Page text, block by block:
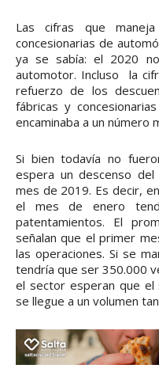
Las cifras que
concesionarias de
ya se sabía: el 2020
automotor. Incluso la
refuerzo de los
fábricas y
encaminaba a un número
Si bien todavía no
espera un descenso
mes de 2019. Es decir,
el mes de enero
patentamientos. El
señalan que el primer
las operaciones. Si se
tendría que ser 350.000
el sector esperan que
se llegue a un volumen